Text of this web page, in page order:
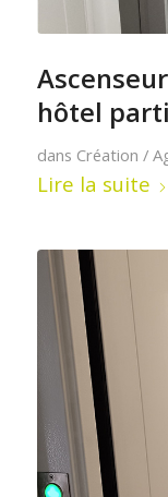
hôtel
dans Création /
Lire la suite